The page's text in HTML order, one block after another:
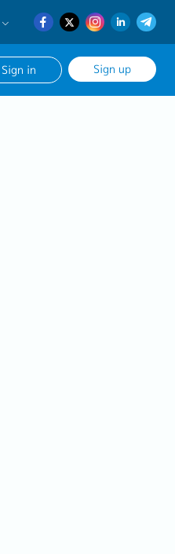
Sign in Sign up